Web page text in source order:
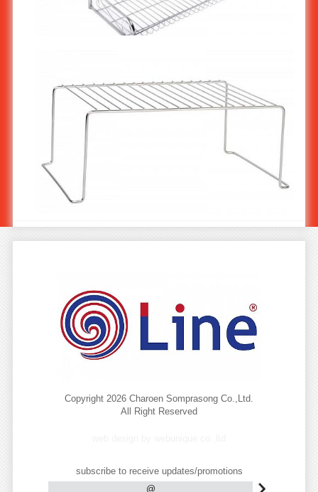
Copyright 2026 Charoen Somprasong Co.,Ltd.
All Right Reserved
subscribe to receive updates/promotions